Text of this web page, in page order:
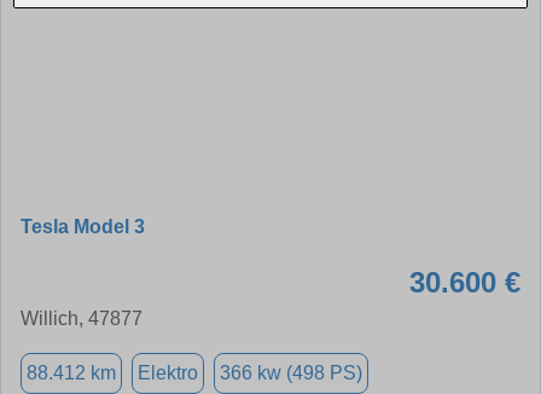
Tesla Model 3
30.600 €
Willich, 47877
88.412 km Elektro 366 kw (498 PS)